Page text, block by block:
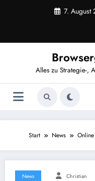
7. August
Alles zu Strategie-,
Start News
News Christian